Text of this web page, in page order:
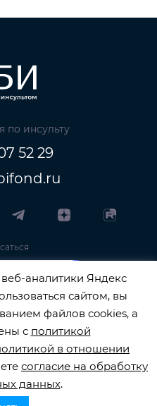
по инсульту
52 29
ОБРАБОТКИ
РЕГИСТРАЦИОННЫЙ
аналитики Яндекс
сайтом, вы
файлов cookies, а
с политикой
в отношении
согласие на обработку
данных.